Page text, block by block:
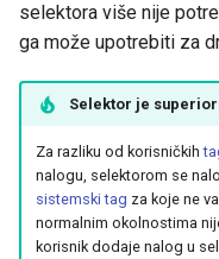
selektora više nije
ga može upotrebiti za
Selektor je
Za razliku od korisničkih
nalogu, selektorom se
sistemski tag za koje ne
normalnim okolnostima
korisnik dodaje nalog u